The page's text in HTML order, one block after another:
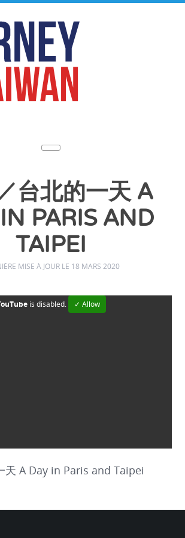
台北的一天 A
PARIS AND
TAIPEI
MISE À JOUR LE 18 MARS 2020
is disabled. ✓ Allow
天 A Day in Paris and Taipei